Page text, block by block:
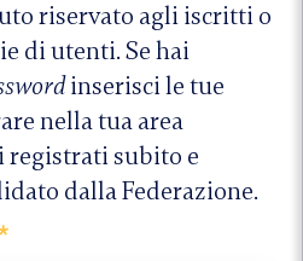
riservato agli iscritti o
di utenti. Se hai
inserisci le tue
nella tua area
registratisubito e
dalla Federazione.